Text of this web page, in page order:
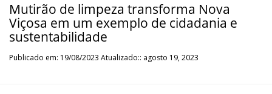
Mutirão de limpeza transforma Nova
Viçosa em um exemplo de cidadania e
sustentabilidade
Publicado em: 19/08/2023 Atualizado:: agosto 19, 2023